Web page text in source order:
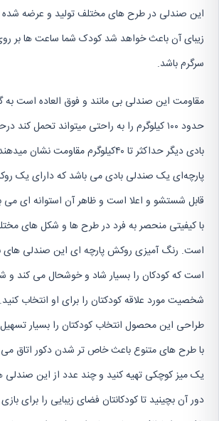
این صندلی در طرح های مختلف تولید و عرضه
زیبای آن باعث خواهد شد کودک شما ساعت ها بر
سرگرم باشد.
مقاومت این صندلی بی مانند و فوق العاده است به
حدود ۱۰۰ کیلوگرم را به راحتی میتواند تحمل
بادی دیگر حداکثر تا ۴۰کیلوگرم مقاومت
پارچه‌ای یک صندلی بادی می باشد که دارای یک
قابل شستشو و اعلا است و ظاهر آن استوانه ای
با کیفیتی منحصر به فرد در طرح ها و شکل های
است. رنگ آمیزی روکش پارچه ای این صندلی های
است که کودکان را بسیار شاد و خوشحال می کند و
شخصیت مورد علاقه کودکتان را برای او انتخاب
طراحی این محصول انتخاب کودکتان را بسیار
با طرح های متنوع باعث خاص تر شدن دکور اتاق
یک میز کوچکی تهیه کنید و چند عدد از این
دور آن بچینید تا کودکانتان فضای زیبایی را برای